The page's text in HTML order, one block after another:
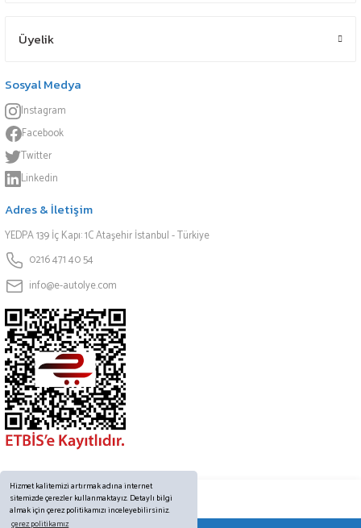
Hizmet kalitemizi artırmak adına internet
sitemizde çerezler kullanmaktayız. Detaylı bilgi
almak için çerez politikamızı inceleyebilirsiniz.
çerez politikamız
Üyelik
Sosyal Medya
Instagram
Facebook
Twitter
Linkedin
Adres & İletişim
YEDPA 139 İç Kapı: 1C Ataşehir İstanbul - Türkiye
0216 471 40 54
info@e-autolye.com